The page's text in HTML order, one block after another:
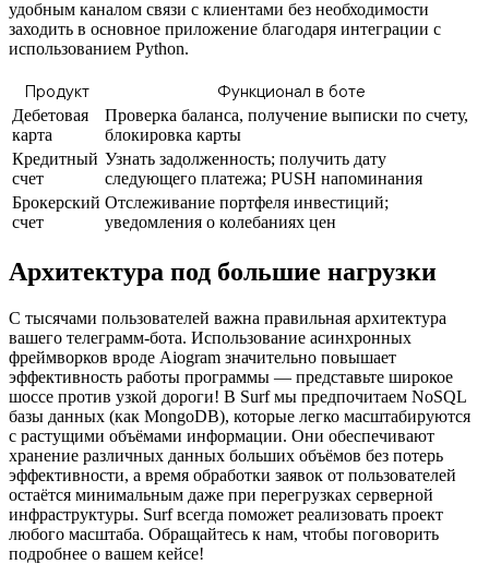
удобным каналом связи с клиентами без необходимости
заходить в основное приложение благодаря интеграции с
использованием Python.
Продукт Функционал в боте
Дебетовая
карта
Проверка баланса, получение выписки по счету,
блокировка карты
Кредитный
счет
Узнать задолженность; получить дату
следующего платежа; PUSH напоминания
Брокерский
счет
Отслеживание портфеля инвестиций;
уведомления о колебаниях цен
Архитектура под большие нагрузки
С тысячами пользователей важна правильная архитектура
вашего телеграмм-бота. Использование асинхронных
фреймворков вроде Aiogram значительно повышает
эффективность работы программы — представьте широкое
шоссе против узкой дороги! В Surf мы предпочитаем NoSQL
базы данных (как MongoDB), которые легко масштабируются
с растущими объёмами информации. Они обеспечивают
хранение различных данных больших объёмов без потерь
эффективности, а время обработки заявок от пользователей
остаётся минимальным даже при перегрузках серверной
инфраструктуры. Surf всегда поможет реализовать проект
любого масштаба. Обращайтесь к нам, чтобы поговорить
подробнее о вашем кейсе!